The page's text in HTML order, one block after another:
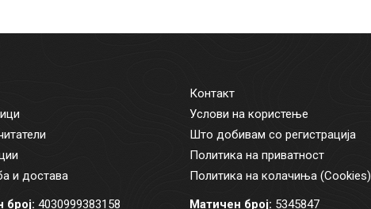
и достава
број: 4030999383158
Контакт
Услови на користење
Што добивам со регистрација
Политика на приватност
Политика на колачиња (Cookies)
Матичен број: 5345847